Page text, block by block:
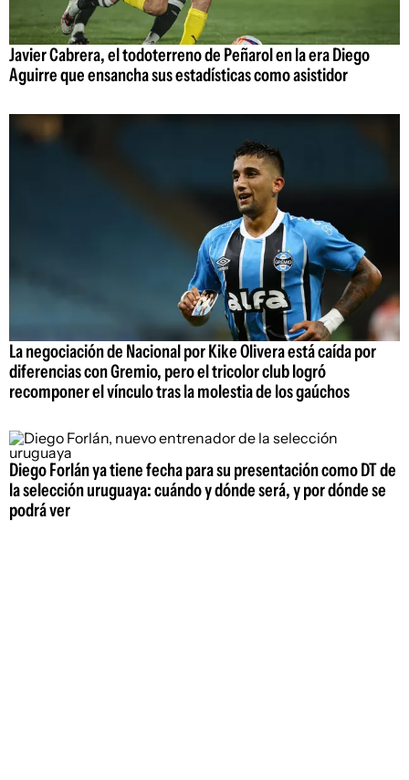
Javier Cabrera, el todoterreno de Peñarol en la era Diego
Aguirre que ensancha sus estadísticas como asistidor
La negociación de Nacional por Kike Olivera está caída por
diferencias con Gremio, pero el tricolor club logró
recomponer el vínculo tras la molestia de los gaúchos
Diego Forlán ya tiene fecha para su presentación como DT de
la selección uruguaya: cuándo y dónde será, y por dónde se
podrá ver